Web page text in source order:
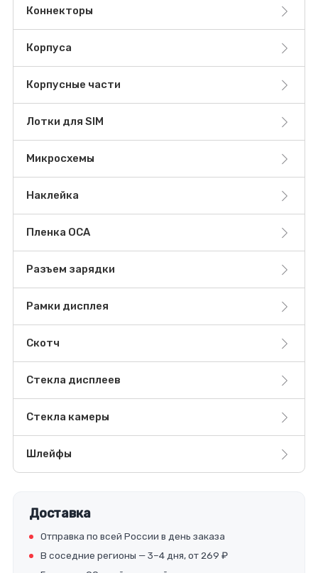
Коннекторы
Корпуса
Корпусные части
Лотки для SIM
Микросхемы
Наклейка
Пленка OCA
Разъем зарядки
Рамки дисплея
Скотч
Стекла дисплеев
Стекла камеры
Шлейфы
Доставка
Отправка по всей России в день заказа
В соседние регионы — 3–4 дня, от 269 ₽